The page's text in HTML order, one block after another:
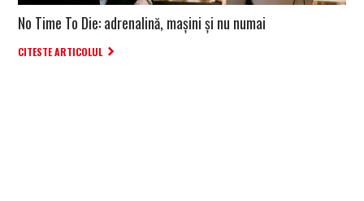
No Time To Die: adrenalină, mașini și nu numai
CITESTE ARTICOLUL